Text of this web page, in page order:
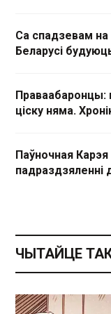
Са спадзевам
Беларусі
Праваабаронцы:
ціску няма.
Паўночная
падраздзяленні
ЧЫТАЙЦЕ